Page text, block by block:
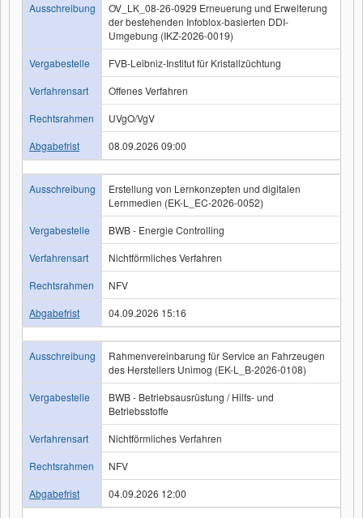
Ausschreibung
OV_LK_08-26-0929 Erneuerung und Erweiterung
der bestehenden Infoblox-basierten DDI-
Umgebung (IKZ-2026-0019)
Vergabestelle
FVB-Leibniz-Institut für Kristallzüchtung
Verfahrensart
Offenes Verfahren
Rechtsrahmen
UVgO/VgV
Abgabefrist
08.09.2026 09:00
Ausschreibung
Erstellung von Lernkonzepten und digitalen
Lernmedien (EK-L_EC-2026-0052)
Vergabestelle
BWB - Energie Controlling
Verfahrensart
Nichtförmliches Verfahren
Rechtsrahmen
NFV
Abgabefrist
04.09.2026 15:16
Ausschreibung
Rahmenvereinbarung für Service an Fahrzeugen
des Herstellers Unimog (EK-L_B-2026-0108)
Vergabestelle
BWB - Betriebsausrüstung / Hilfs- und
Betriebsstoffe
Verfahrensart
Nichtförmliches Verfahren
Rechtsrahmen
NFV
Abgabefrist
04.09.2026 12:00